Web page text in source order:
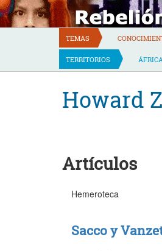
Skip
to
content
TEMAS
TERRITORIOS
Howard
Artículos
Hemeroteca
Sacco y